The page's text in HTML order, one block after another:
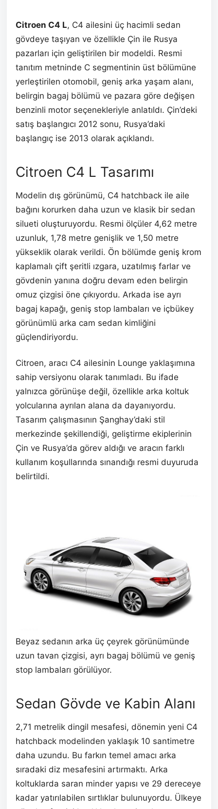
Citroen C4 L, C4 ailesini üç hacimli sedan
gövdeye taşıyan ve özellikle Çin ile Rusya
pazarları için geliştirilen bir modeldi. Resmi
tanıtım metninde C segmentinin üst bölümüne
yerleştirilen otomobil, geniş arka yaşam alanı,
belirgin bagaj bölümü ve pazara göre değişen
benzinli motor seçenekleriyle anlatıldı. Çin’deki
satış başlangıcı 2012 sonu, Rusya’daki
başlangıç ise 2013 olarak açıklandı.
Citroen C4 L Tasarımı
Modelin dış görünümü, C4 hatchback ile aile
bağını korurken daha uzun ve klasik bir sedan
silueti oluşturuyordu. Resmi ölçüler 4,62 metre
uzunluk, 1,78 metre genişlik ve 1,50 metre
yükseklik olarak verildi. Ön bölümde geniş krom
kaplamalı çift şeritli ızgara, uzatılmış farlar ve
gövdenin yanına doğru devam eden belirgin
omuz çizgisi öne çıkıyordu. Arkada ise ayrı
bagaj kapağı, geniş stop lambaları ve içbükey
görünümlü arka cam sedan kimliğini
güçlendiriyordu.
Citroen, aracı C4 ailesinin Lounge yaklaşımına
sahip versiyonu olarak tanımladı. Bu ifade
yalnızca görünüşe değil, özellikle arka koltuk
yolcularına ayrılan alana da dayanıyordu.
Tasarım çalışmasının Şanghay’daki stil
merkezinde şekillendiği, geliştirme ekiplerinin
Çin ve Rusya’da görev aldığı ve aracın farklı
kullanım koşullarında sınandığı resmi duyuruda
belirtildi.
Beyaz sedanın arka üç çeyrek görünümünde
uzun tavan çizgisi, ayrı bagaj bölümü ve geniş
stop lambaları görülüyor.
Sedan Gövde ve Kabin Alanı
2,71 metrelik dingil mesafesi, dönemin yeni C4
hatchback modelinden yaklaşık 10 santimetre
daha uzundu. Bu farkın temel amacı arka
sıradaki diz mesafesini artırmaktı. Arka
koltuklarda saran minder yapısı ve 29 dereceye
kadar yatırılabilen sırtlıklar bulunuyordu. Ülkeye